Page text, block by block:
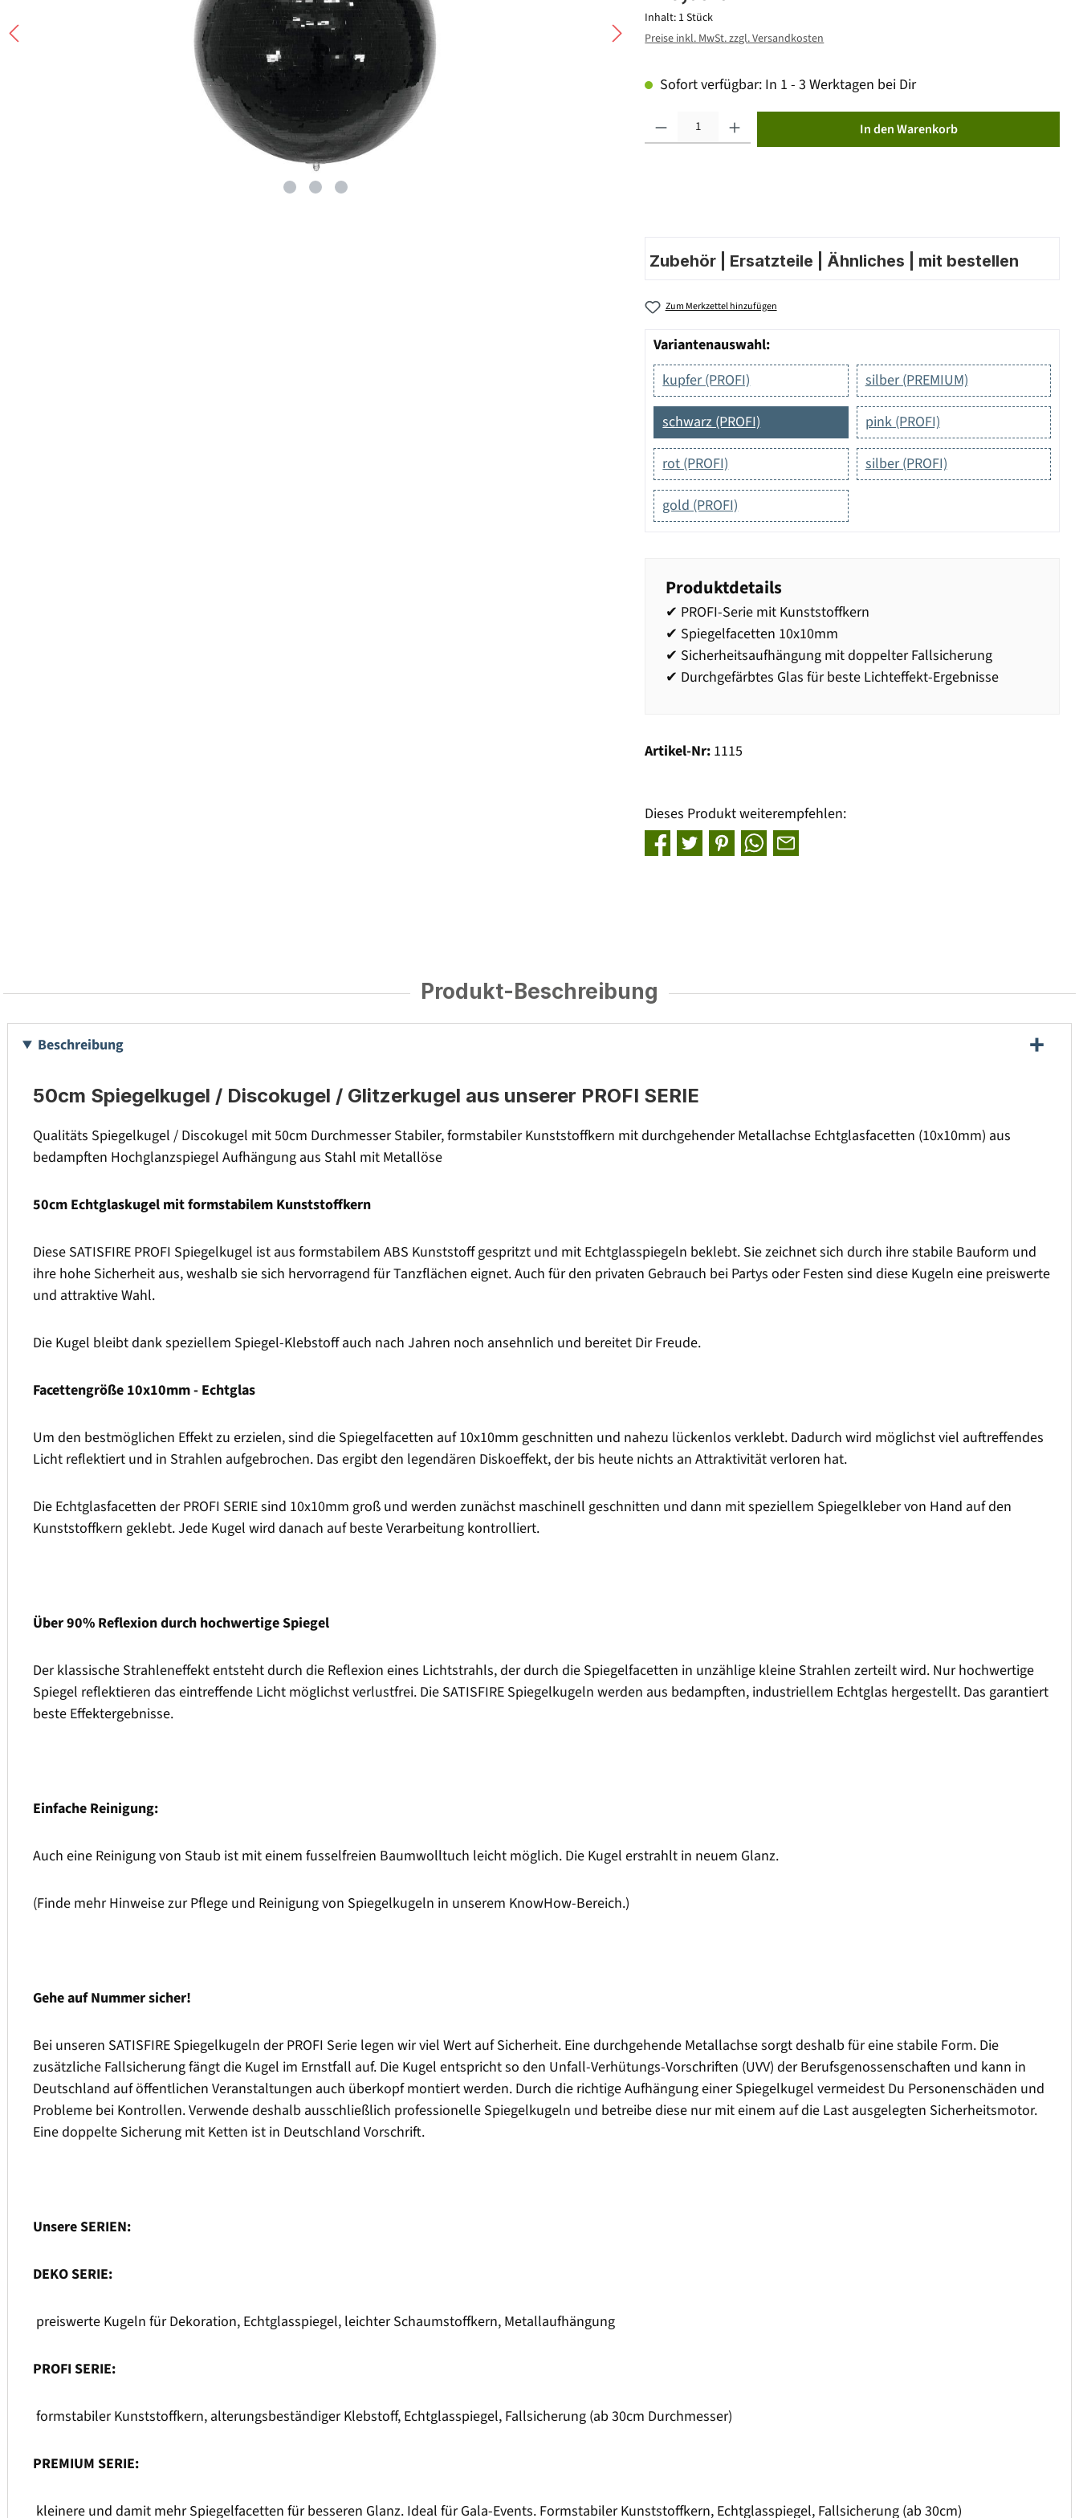
Inhalt: 1 Stück
Preise inkl. MwSt. zzgl. Versandkosten
Sofort verfügbar: In 1 - 3 Werktagen bei Dir
In den Warenkorb
Zubehör | Ersatzteile | Ähnliches | mit bestellen
Zum Merkzettel hinzufügen
Variantenauswahl:
kupfer (PROFI)
silber (PREMIUM)
schwarz (PROFI) pink (PROFI)
rot (PROFI) silber (PROFI)
gold (PROFI)
Produktdetails
✔ PROFI-Serie mit Kunststoffkern
✔ Spiegelfacetten 10x10mm
✔ Sicherheitsaufhängung mit doppelter Fallsicherung
✔ Durchgefärbtes Glas für beste Lichteffekt-Ergebnisse
Artikel-Nr: 1115
Dieses Produkt weiterempfehlen:
Produkt-Beschreibung
Beschreibung
50cm Spiegelkugel / Discokugel / Glitzerkugel aus unserer PROFI SERIE
Qualitäts Spiegelkugel / Discokugel mit 50cm Durchmesser Stabiler, formstabiler Kunststoffkern mit durchgehender Metallachse Echtglasfacetten (10x10mm) aus
bedampften Hochglanzspiegel Aufhängung aus Stahl mit Metallöse
50cm Echtglaskugel mit formstabilem Kunststoffkern
Diese SATISFIRE PROFI Spiegelkugel ist aus formstabilem ABS Kunststoff gespritzt und mit Echtglasspiegeln beklebt. Sie zeichnet sich durch ihre stabile Bauform und
ihre hohe Sicherheit aus, weshalb sie sich hervorragend für Tanzflächen eignet. Auch für den privaten Gebrauch bei Partys oder Festen sind diese Kugeln eine preiswerte
und attraktive Wahl.
Die Kugel bleibt dank speziellem Spiegel-Klebstoff auch nach Jahren noch ansehnlich und bereitet Dir Freude.
Facettengröße 10x10mm - Echtglas
Um den bestmöglichen Effekt zu erzielen, sind die Spiegelfacetten auf 10x10mm geschnitten und nahezu lückenlos verklebt. Dadurch wird möglichst viel auftreffendes
Licht reflektiert und in Strahlen aufgebrochen. Das ergibt den legendären Diskoeffekt, der bis heute nichts an Attraktivität verloren hat.
Die Echtglasfacetten der PROFI SERIE sind 10x10mm groß und werden zunächst maschinell geschnitten und dann mit speziellem Spiegelkleber von Hand auf den
Kunststoffkern geklebt. Jede Kugel wird danach auf beste Verarbeitung kontrolliert.
Über 90% Reflexion durch hochwertige Spiegel
Der klassische Strahleneffekt entsteht durch die Reflexion eines Lichtstrahls, der durch die Spiegelfacetten in unzählige kleine Strahlen zerteilt wird. Nur hochwertige
Spiegel reflektieren das eintreffende Licht möglichst verlustfrei. Die SATISFIRE Spiegelkugeln werden aus bedampften, industriellem Echtglas hergestellt. Das garantiert
beste Effektergebnisse.
Einfache Reinigung:
Auch eine Reinigung von Staub ist mit einem fusselfreien Baumwolltuch leicht möglich. Die Kugel erstrahlt in neuem Glanz.
(Finde mehr Hinweise zur Pflege und Reinigung von Spiegelkugeln in unserem KnowHow-Bereich.)
Gehe auf Nummer sicher!
Bei unseren SATISFIRE Spiegelkugeln der PROFI Serie legen wir viel Wert auf Sicherheit. Eine durchgehende Metallachse sorgt deshalb für eine stabile Form. Die
zusätzliche Fallsicherung fängt die Kugel im Ernstfall auf. Die Kugel entspricht so den Unfall-Verhütungs-Vorschriften (UVV) der Berufsgenossenschaften und kann in
Deutschland auf öffentlichen Veranstaltungen auch überkopf montiert werden. Durch die richtige Aufhängung einer Spiegelkugel vermeidest Du Personenschäden und
Probleme bei Kontrollen. Verwende deshalb ausschließlich professionelle Spiegelkugeln und betreibe diese nur mit einem auf die Last ausgelegten Sicherheitsmotor.
Eine doppelte Sicherung mit Ketten ist in Deutschland Vorschrift.
Unsere SERIEN:
DEKO SERIE:
preiswerte Kugeln für Dekoration, Echtglasspiegel, leichter Schaumstoffkern, Metallaufhängung
PROFI SERIE:
formstabiler Kunststoffkern, alterungsbeständiger Klebstoff, Echtglasspiegel, Fallsicherung (ab 30cm Durchmesser)
PREMIUM SERIE:
kleinere und damit mehr Spiegelfacetten für besseren Glanz. Ideal für Gala-Events. Formstabiler Kunststoffkern, Echtglasspiegel, Fallsicherung (ab 30cm)